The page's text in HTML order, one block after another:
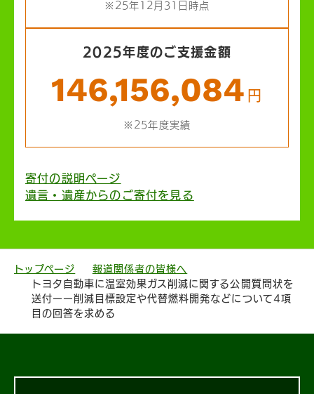
※25年12月31日時点
2025年度のご支援金額
146,156,084 円
※25年度実績
寄付の説明ページ
遺言・遺産からのご寄付を見る
トップページ
報道関係者の皆様へ
トヨタ自動車に温室効果ガス削減に関する公開質問状を
送付ーー削減目標設定や代替燃料開発などについて4項
目の回答を求める